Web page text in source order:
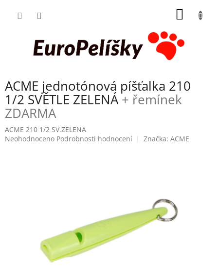
ACME jednotónová píšťalka 210
1/2 SVĚTLE ZELENÁ+ řemínek
ZDARMA
ACME 210 1/2 SV.ZELENA
Průměrné
Neohodnoceno Podrobnosti hodnocení Značka: ACME